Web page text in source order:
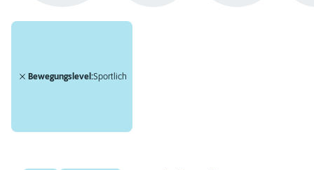
Bewegungslevel:Sportlich